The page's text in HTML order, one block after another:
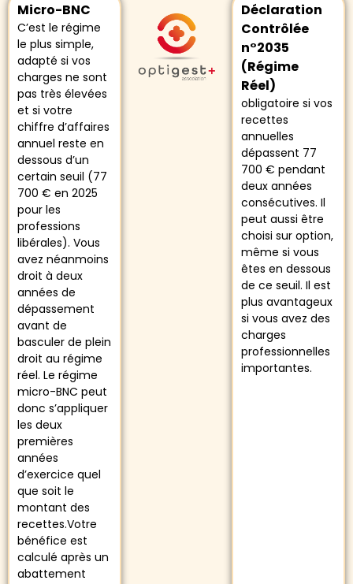
Micro-BNC
C’est le régime
le plus simple,
adapté si vos
charges ne sont
pas très élevées
et si votre
chiffre d’affaires
annuel reste en
dessous d’un
certain seuil (77
700 € en 2025
pour les
professions
libérales). Vous
avez néanmoins
droit à deux
années de
dépassement
avant de
basculer de plein
droit au régime
réel. Le régime
micro-BNC peut
donc s’appliquer
les deux
premières
années
d’exercice quel
que soit le
montant des
recettes.Votre
bénéfice est
calculé après un
abattement
Déclaration
Contrôlée
n°2035
(Régime
Réel)
obligatoire si vos
recettes
annuelles
dépassent 77
700 € pendant
deux années
consécutives. Il
peut aussi être
choisi sur option,
même si vous
êtes en dessous
de ce seuil. Il est
plus avantageux
si vous avez des
charges
professionnelles
importantes.